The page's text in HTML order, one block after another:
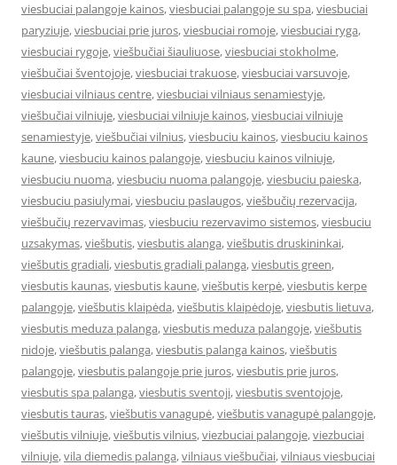
viesbuciai palangoje kainos,viesbuciai palangoje su spa,viesbuciai
paryziuje,viesbuciai prie juros,viesbuciai romoje,viesbuciai ryga,
viesbuciai rygoje,viešbučiai šiauliuose,viesbuciai stokholme,
viešbučiai šventojoje,viesbuciai trakuose,viesbuciai varsuvoje,
viesbuciai vilniaus centre,viesbuciai vilniaus senamiestyje,
viešbučiai vilniuje,viesbuciai vilniuje kainos,viesbuciai vilniuje
senamiestyje,viešbučiai vilnius,viesbuciu kainos,viesbuciu kainos
kaune,viesbuciu kainos palangoje,viesbuciu kainos vilniuje,
viesbuciu nuoma,viesbuciu nuoma palangoje,viesbuciu paieska,
viesbuciu pasiulymai,viesbuciu paslaugos,viešbučių rezervacija,
viešbučių rezervavimas,viesbuciu rezervavimo sistemos,viesbuciu
uzsakymas,viešbutis,viesbutis alanga,viešbutis druskininkai,
viešbutis gradiali,viesbutis gradiali palanga,viesbutis green,
viesbutis kaunas,viesbutis kaune,viešbutis kerpė,viesbutis kerpe
palangoje,viešbutis klaipėda,viešbutis klaipėdoje,viesbutis lietuva,
viesbutis meduza palanga,viesbutis meduza palangoje,viešbutis
nidoje,viešbutis palanga,viesbutis palanga kainos,viešbutis
palangoje,viesbutis palangoje prie juros,viesbutis prie juros,
viesbutis spa palanga,viesbutis sventoji,viesbutis sventojoje,
viesbutis tauras,viešbutis vanagupė,viešbutis vanagupė palangoje,
viešbutis vilniuje,viešbutis vilnius,viezbuciai palangoje,viezbuciai
vilniuje,vila diemedis palanga,vilniaus viešbučiai,vilniaus viesbuciai